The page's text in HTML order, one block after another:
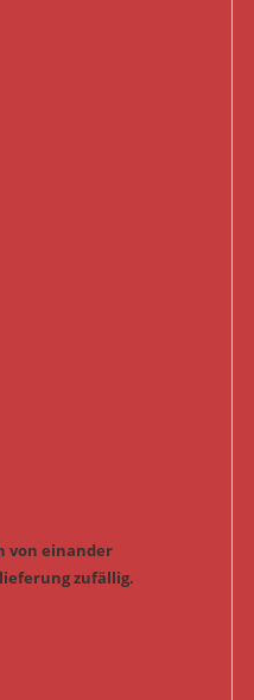
von einander
zufällig.